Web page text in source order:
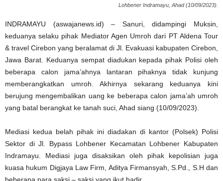
Lohbener Indramayu, Ahad (10/09/2023).
INDRAMAYU (aswajanews.id) – Sanuri, didampingi Muksin,
keduanya selaku pihak Mediator Agen Umroh dari PT Aldena Tour
& travel Cirebon yang beralamat di Jl. Evakuasi kabupaten Cirebon,
Jawa Barat. Keduanya sempat diadukan kepada pihak Polisi oleh
beberapa calon jama’ahnya lantaran pihaknya tidak kunjung
memberangkatkan umroh. Akhirnya sekarang keduanya kini
berujung mengembalikan uang ke beberapa calon jama’ah umroh
yang batal berangkat ke tanah suci, Ahad siang (10/09/2023).
Mediasi kedua belah pihak ini diadakan di kantor (Polsek) Polisi
Sektor di Jl. Bypass Lohbener Kecamatan Lohbener Kabupaten
Indramayu. Mediasi juga disaksikan oleh pihak kepolisian juga
kuasa hukum Digjaya Law Firm, Aditya Firmansyah, S.Pd., S.H dan
beberapa para saksi – saksi yang ikut hadir.